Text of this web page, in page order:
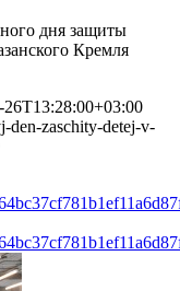
дня защиты
Кремля
26T13:28:00+03:00
den-zaschity-detej-v-